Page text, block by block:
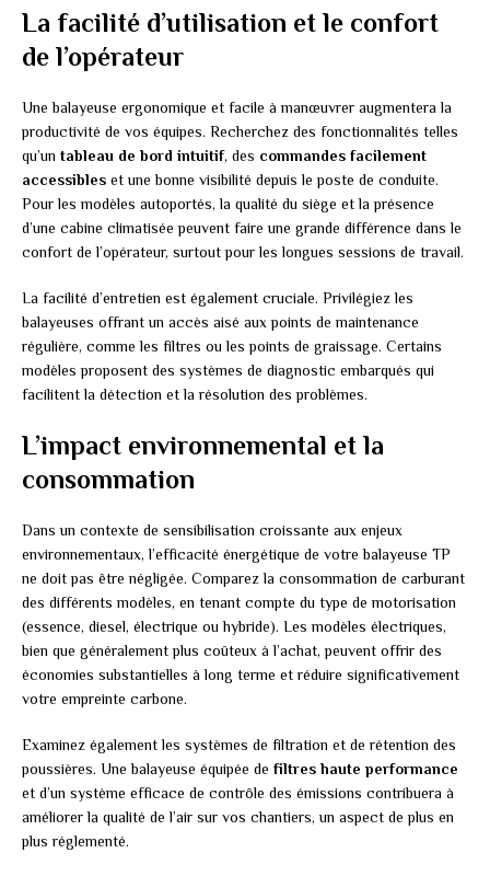
La facilité d’utilisation et le confort
de l’opérateur
Une balayeuse ergonomique et facile à manœuvrer augmentera la
productivité de vos équipes. Recherchez des fonctionnalités telles
qu’un tableau de bord intuitif, des commandes facilement
accessibles et une bonne visibilité depuis le poste de conduite.
Pour les modèles autoportés, la qualité du siège et la présence
d’une cabine climatisée peuvent faire une grande différence dans le
confort de l’opérateur, surtout pour les longues sessions de travail.
La facilité d’entretien est également cruciale. Privilégiez les
balayeuses offrant un accès aisé aux points de maintenance
régulière, comme les filtres ou les points de graissage. Certains
modèles proposent des systèmes de diagnostic embarqués qui
facilitent la détection et la résolution des problèmes.
L’impact environnemental et la
consommation
Dans un contexte de sensibilisation croissante aux enjeux
environnementaux, l’efficacité énergétique de votre balayeuse TP
ne doit pas être négligée. Comparez la consommation de carburant
des différents modèles, en tenant compte du type de motorisation
(essence, diesel, électrique ou hybride). Les modèles électriques,
bien que généralement plus coûteux à l’achat, peuvent offrir des
économies substantielles à long terme et réduire significativement
votre empreinte carbone.
Examinez également les systèmes de filtration et de rétention des
poussières. Une balayeuse équipée de filtres haute performance
et d’un système efficace de contrôle des émissions contribuera à
améliorer la qualité de l’air sur vos chantiers, un aspect de plus en
plus réglementé.